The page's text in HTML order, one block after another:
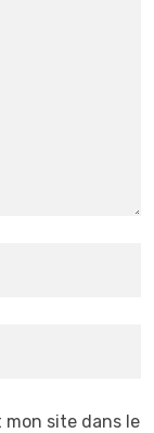
mon site dans le